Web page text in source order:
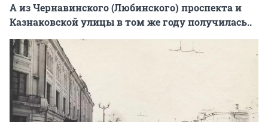
А из Чернавинского (Любинского) проспекта и
Казнаковской улицы в том же году получилась..